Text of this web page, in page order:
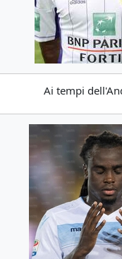
Ai tempi